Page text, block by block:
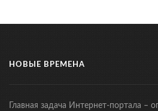
НОВЫЕ ВРЕМЕНА
Главная задача Интернет-портала –